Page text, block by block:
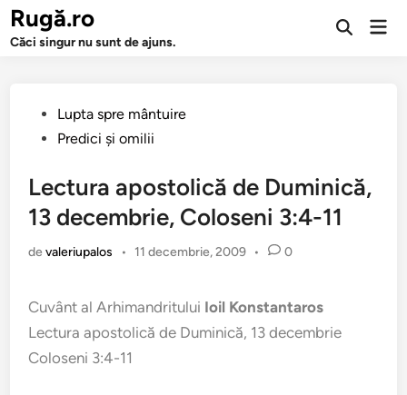
Sari
conținut
Rugă.ro
Căci singur nu sunt de ajuns.
Deschide
PublicatLupta spre mântuire
Predici şi omilii
Lectura apostolică de Duminică,
13 decembrie, Coloseni 3:4-11
devaleriupalos • 11 decembrie, 2009 • 0
Cuvânt al Arhimandritului Ioil Konstantaros
Lectura apostolică de Duminică, 13 decembrie
Coloseni 3:4-11